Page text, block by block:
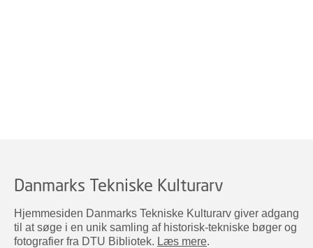
Danmarks Tekniske Kulturarv
Hjemmesiden Danmarks Tekniske Kulturarv giver adgang
til at søge i en unik samling af historisk-tekniske bøger og
fotografier fra DTU Bibliotek. Læs mere.